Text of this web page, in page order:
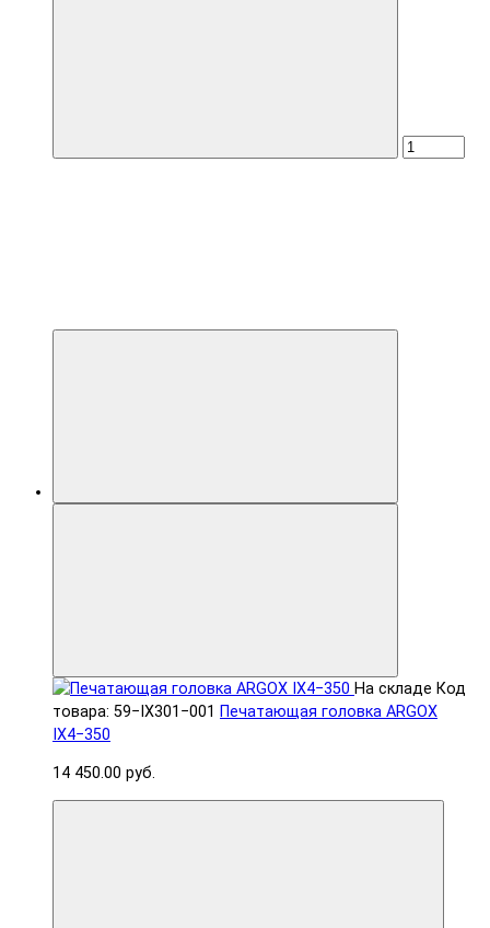
На складе Код
товара: 59−IX301−001 Печатающая головка ARGOX
IX4−350
14 450.00 руб.